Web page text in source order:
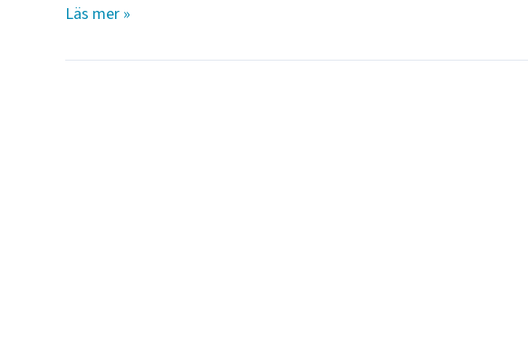
Skolbesök
2017:
Läs mer »